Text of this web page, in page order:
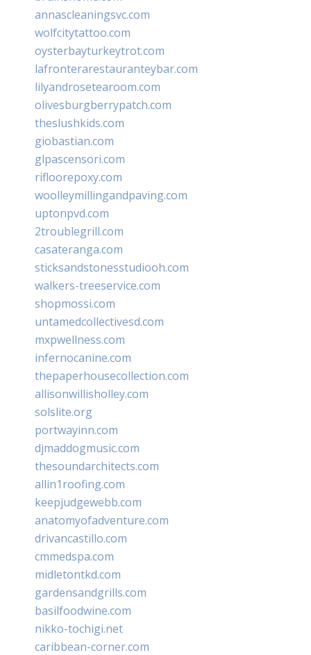
annascleaningsvc.com
wolfcitytattoo.com
oysterbayturkeytrot.com
lafronterarestauranteybar.com
lilyandrosetearoom.com
olivesburgberrypatch.com
theslushkids.com
giobastian.com
glpascensori.com
rifloorepoxy.com
woolleymillingandpaving.com
uptonpvd.com
2troublegrill.com
casateranga.com
sticksandstonesstudiooh.com
walkers-treeservice.com
shopmossi.com
untamedcollectivesd.com
mxpwellness.com
infernocanine.com
thepaperhousecollection.com
allisonwillisholley.com
solslite.org
portwayinn.com
djmaddogmusic.com
thesoundarchitects.com
allin1roofing.com
keepjudgewebb.com
anatomyofadventure.com
drivancastillo.com
cmmedspa.com
midletontkd.com
gardensandgrills.com
basilfoodwine.com
nikko-tochigi.net
caribbean-corner.com